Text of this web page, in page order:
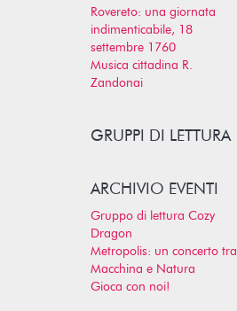
Rovereto: una giornata
indimenticabile, 18
settembre 1760
Musica cittadina R.
Zandonai
GRUPPI DI LETTURA
ARCHIVIO EVENTI
Gruppo di lettura Cozy
Dragon
Metropolis: un concerto tra
Macchina e Natura
Gioca con noi!